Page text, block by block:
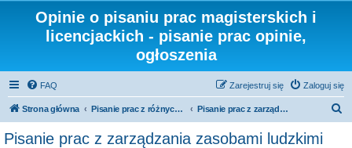
Opinie o pisaniu prac magisterskich i
licencjackich - pisanie prac opinie,
ogłoszenia
FAQ Zaloguj się
Zarejestruj się
Strona główna Pisanie prac z różnych dziedzin i kierunków Pisanie prac z zarządzania zasobami ludzkimi
Pisanie prac z zarządzania zasobami ludzkimi